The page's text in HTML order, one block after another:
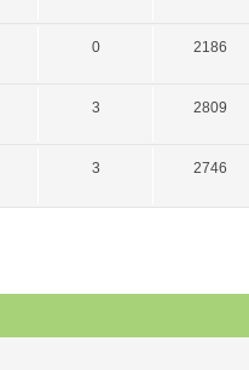
0 2186
3 2809
3 2746